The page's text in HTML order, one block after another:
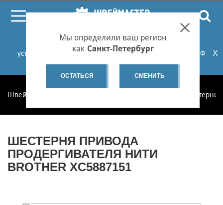
При проблемах с онлайн-оплатой заказов на сайте
установите российские сертификаты НУЦ Минцифры РФ
или используйте Яндекс.Браузер.Подробнее...
X
Мы определили ваш регион
как Санкт-Петербург
ОСТАТЬСЯ СМЕНИТЬ
Швеймастер
ШЕСТЕРНЯ ПРИВОДА
ПРОДЕРГИВАТЕЛЯ НИТИ
BROTHER XC5887151